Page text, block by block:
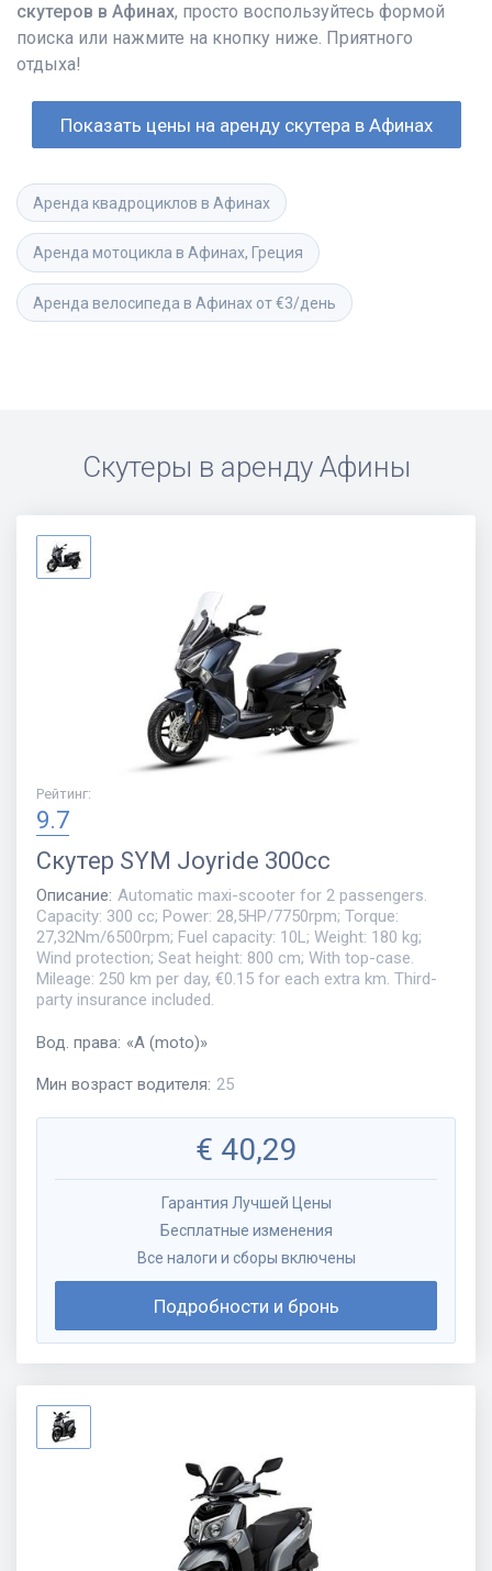
скутеров в Афинах, просто воспользуйтесь формой
поиска или нажмите на кнопку ниже. Приятного
отдыха!
Показать цены на аренду скутера в Афинах
Аренда квадроциклов в Афинах
Аренда мотоцикла в Афинах, Греция
Аренда велосипеда в Афинах от €3/день
Скутеры в аренду Афины
Рейтинг:
9.7
Скутер SYM Joyride 300cc
Описание: Automatic maxi-scooter for 2 passengers.
Capacity: 300 cc; Power: 28,5HP/7750rpm; Torque:
27,32Nm/6500rpm; Fuel capacity: 10L; Weight: 180 kg;
Wind protection; Seat height: 800 cm; With top-case.
Mileage: 250 km per day, €0.15 for each extra km. Third-
party insurance included.
Вод. права: «A (moto)»
Мин возраст водителя: 25
€ 40,29
Гарантия Лучшей Цены
Бесплатные изменения
Все налоги и сборы включены
Подробности и бронь